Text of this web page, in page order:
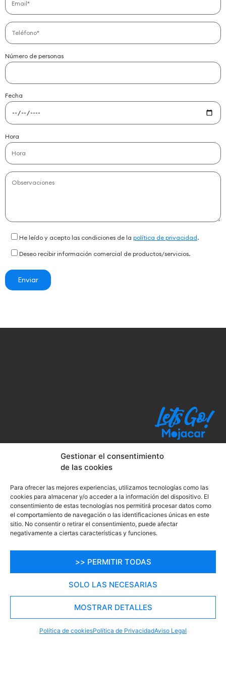
Gestionar el consentimiento
de las cookies
Para ofrecer las mejores experiencias, utilizamos tecnologías como las
cookies para almacenar y/o acceder a la información del dispositivo. El
consentimiento de estas tecnologías nos permitirá procesar datos como
el comportamiento de navegación o las identificaciones únicas en este
sitio. No consentir o retirar el consentimiento, puede afectar
negativamente a ciertas características y funciones.
>> PERMITIR TODAS
SOLO LAS NECESARIAS
MOSTRAR DETALLES
Política de cookiesPolítica de PrivacidadAviso Legal
Número de personas
Fecha
Hora
He leído y acepto las condiciones de la política de privacidad.
Deseo recibir información comercial de productos/servicios.
RESERVA TU PLAZA AHORA
WHATSAPP 605 902 902